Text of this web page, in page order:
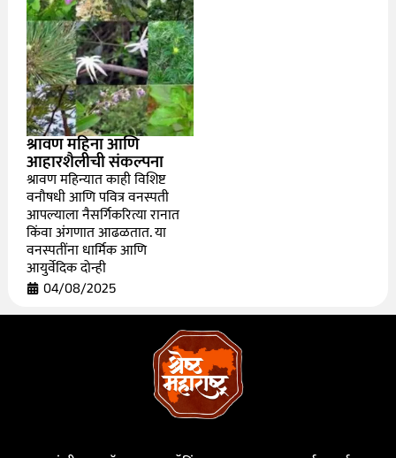
श्रावण महिना आणि
आहारशैलीची संकल्पना
श्रावण महिन्यात काही विशिष्ट
वनौषधी आणि पवित्र वनस्पती
आपल्याला नैसर्गिकरित्या रानात
किंवा अंगणात आढळतात. या
वनस्पतींना धार्मिक आणि
आयुर्वेदिक दोन्ही
04/08/2025